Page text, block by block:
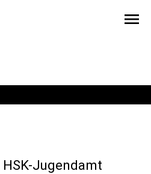
menu
Jugendamt